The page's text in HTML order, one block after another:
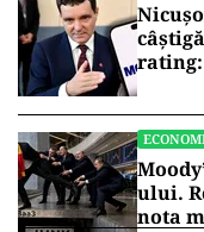
rating:
ului.
nota